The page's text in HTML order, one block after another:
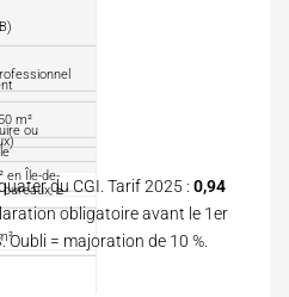
m²
ou
en Île-de-
bureaux, ≥du CGI. Tarif 2025 : 0,94
obligatoire avant le 1er
. Oubli = majoration de 10 %.